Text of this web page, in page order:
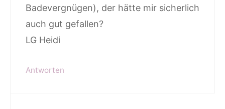
Badevergnügen), der hätte mir sicherlich
auch gut gefallen?
LG Heidi
Antworten